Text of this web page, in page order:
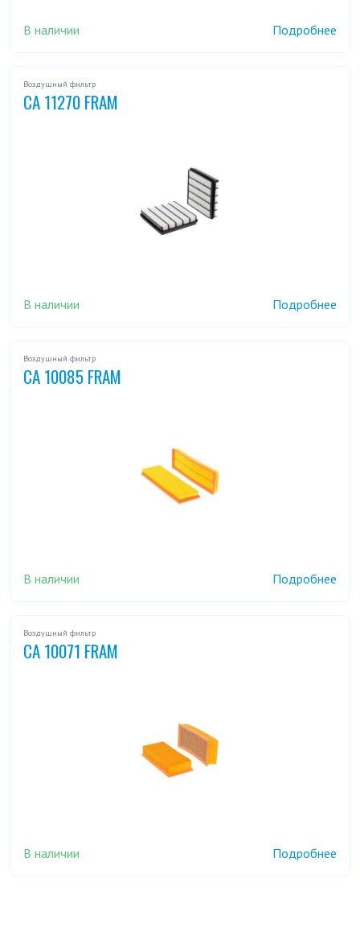
В наличии Подробнее
Воздушный фильтр
CA 11270 FRAM
В наличии Подробнее
Воздушный фильтр
CA 10085 FRAM
В наличии Подробнее
Воздушный фильтр
CA 10071 FRAM
В наличии Подробнее